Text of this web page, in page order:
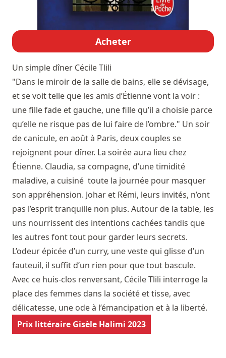
Acheter
Un simple dîner Cécile Tlili
"Dans le miroir de la salle de bains, elle se dévisage,
et se voit telle que les amis d’Étienne vont la voir :
une fille fade et gauche, une fille qu’il a choisie parce
qu’elle ne risque pas de lui faire de l’ombre." Un soir
de canicule, en août à Paris, deux couples se
rejoignent pour dîner. La soirée aura lieu chez
Étienne. Claudia, sa compagne, d’une timidité
maladive, a cuisiné toute la journée pour masquer
son appréhension. Johar et Rémi, leurs invités, n’ont
pas l’esprit tranquille non plus. Autour de la table, les
uns nourrissent des intentions cachées tandis que
les autres font tout pour garder leurs secrets.
L’odeur épicée d’un curry, une veste qui glisse d’un
fauteuil, il suffit d’un rien pour que tout bascule.
Avec ce huis-clos renversant, Cécile Tlili interroge la
place des femmes dans la société et tisse, avec
délicatesse, une ode à l’émancipation et à la liberté.
Prix littéraire Gisèle Halimi 2023